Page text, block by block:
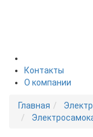
Контакты
О компании
Главная